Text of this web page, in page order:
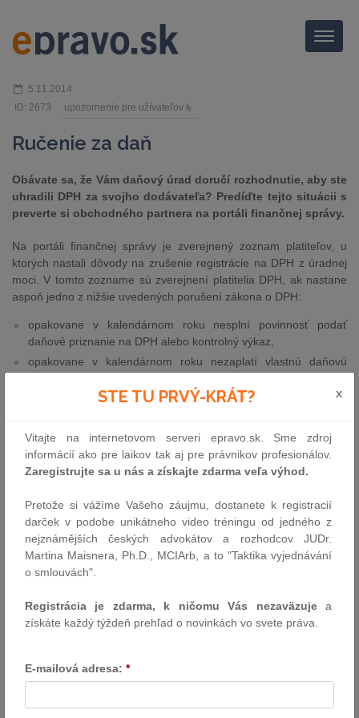
Menu
5.11.2014
ID: 2673
upozornenie pre užívateľov
Ručenie za daň
Obávate sa, že Vám daňový úrad doručí rozhodnutie, aby ste
uhradili DPH za svojho dodávateľa? Predíďte tejto situácii s
preverte si obchodného partnera na portáli finančnej správy.
Na portáli finančnej správy je zverejnený zoznam platiteľov, u
ktorých nastali dôvody na zrušenie registrácie na DPH z úradnej
moci. V tomto zozname sú zverejnení platitelia DPH, ak nastane
aspoň jedno z nižšie uvedených porušení zákona o DPH:
opakovane v kalendárnom roku nesplní povinnosť podať
daňové priznanie na DPH alebo kontrolný výkaz,
opakovane v kalendárnom roku nezaplatí vlastnú daňovú
opakovane nie je zastihnuteľný na adrese,
Odberatelia osôb uvedených v tomto zozname sa stávajú
ručiteľmi za daň, ktorú tieto osoby neodviedli do ŠR. Ručiteľovi
povinnosť uhradiť nezaplatenú daň uloží daňový úrad
Ak sa odberatelia chcú vyhnúť plateniu dane z pridanej hodnoty
za svojich dodávateľov zverejnených v zozname na portáli
finančnej správy, môžu zaplatiť daň uvedenú na faktúre za prijaté
Ak platbu na OUD dodávateľa vykonajúv lehote splatnosti
Ak platbu na OUD dodávateľa vykonajú
o DPH,ručenie zanikne.
STE TU PRVÝ-KRÁT? x
Vitajte na internetovom serveri epravo.sk. Sme zdroj
informácií ako pre laikov tak aj pre právnikov profesionálov.
Zaregistrujte sa u nás a získajte zdarma veľa výhod.
Pretože si vážíme Vašeho záujmu, dostanete k registracií
darček v podobe unikátneho video tréningu od jedného z
nejznámějších českých advokátov a rozhodcov JUDr.
Martina Maisnera, Ph.D., MCIArb, a to "Taktika vyjednávání
o smlouvách".
Registrácia je zdarma, k ničomu Vás nezaväzujea
získáte každý týždeň prehľad o novinkách vo svete práva.
E-mailová adresa: *